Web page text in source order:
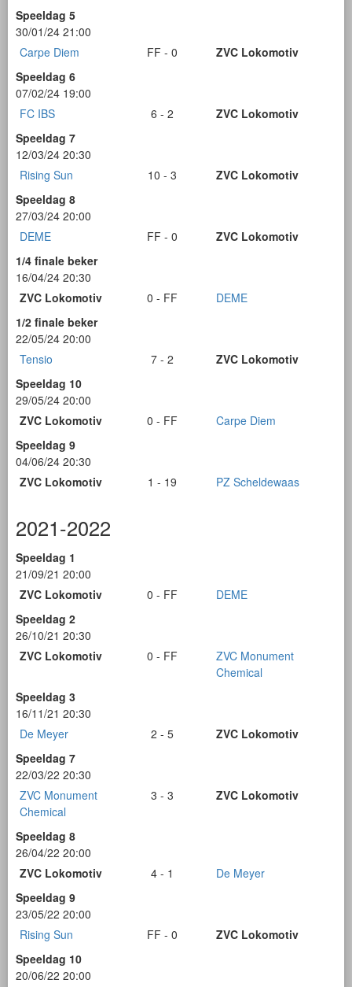
Speeldag 5
30/01/24 21:00
Carpe Diem
FF - 0
ZVC Lokomotiv
Speeldag 6
07/02/24 19:00
FC IBS
6 - 2
ZVC Lokomotiv
Speeldag 7
12/03/24 20:30
Rising Sun
10 - 3
ZVC Lokomotiv
Speeldag 8
27/03/24 20:00
DEME
FF - 0
ZVC Lokomotiv
1/4 finale beker
16/04/24 20:30
ZVC Lokomotiv
0 - FF
DEME
1/2 finale beker
22/05/24 20:00
Tensio
7 - 2
ZVC Lokomotiv
Speeldag 10
29/05/24 20:00
ZVC Lokomotiv
0 - FF
Carpe Diem
Speeldag 9
04/06/24 20:30
ZVC Lokomotiv
1 - 19 PZ Scheldewaas
2021-2022
Speeldag 1
21/09/21 20:00
ZVC Lokomotiv
0 - FF
DEME
Speeldag 2
26/10/21 20:30
ZVC Lokomotiv
0 - FF
ZVC Monument
Chemical
Speeldag 3
16/11/21 20:30
De Meyer
2 - 5
ZVC Lokomotiv
Speeldag 7
22/03/22 20:30
ZVC Monument
Chemical
3 - 3 ZVC Lokomotiv
Speeldag 8
26/04/22 20:00
ZVC Lokomotiv
4 - 1
De Meyer
Speeldag 9
23/05/22 20:00
Rising Sun
FF - 0
ZVC Lokomotiv
Speeldag 10
20/06/22 20:00